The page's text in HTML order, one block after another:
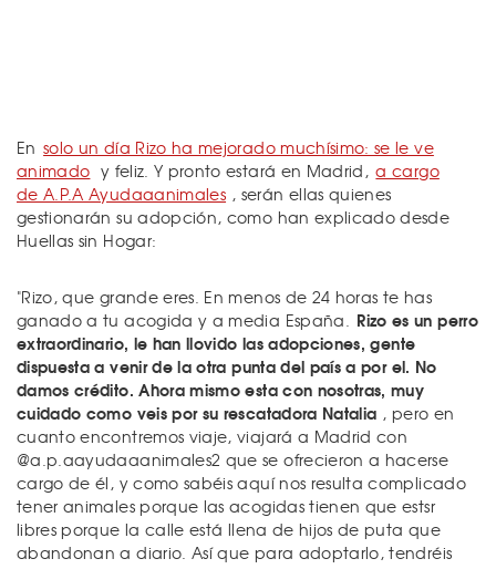
En solo un día Rizo ha mejorado muchísimo: se le ve
animado y feliz. Y pronto estará en Madrid, a cargo
de A.P.A Ayudaaanimales , serán ellas quienes
gestionarán su adopción, como han explicado desde
Huellas sin Hogar:
"Rizo, que grande eres. En menos de 24 horas te has
ganado a tu acogida y a media España.
Rizo es un perro
extraordinario, le han llovido las adopciones, gente
dispuesta a venir de la otra punta del país a por el. No
damos crédito. Ahora mismo esta con nosotras, muy
cuidado como veis por su rescatadora Natalia , pero en
cuanto encontremos viaje, viajará a Madrid con
@a.p.aayudaaanimales2 que se ofrecieron a hacerse
cargo de él, y como sabéis aquí nos resulta complicado
tener animales porque las acogidas tienen que estsr
libres porque la calle está llena de hijos de puta que
abandonan a diario. Así que para adoptarlo, tendréis